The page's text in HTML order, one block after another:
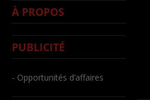
À PROPOS
PUBLICITÉ
- Opportunités d’affaires